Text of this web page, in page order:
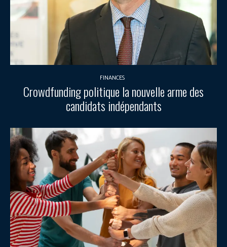
FINANCES
Crowdfunding politique la nouvelle arme des
candidats indépendants